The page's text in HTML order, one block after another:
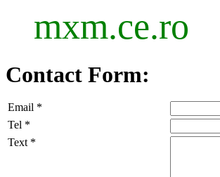
mxm.ce.ro
Contact Form:
Email *
Tel *
Text *